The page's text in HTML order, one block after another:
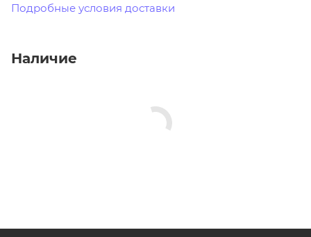
Подробные условия доставки
Наличие